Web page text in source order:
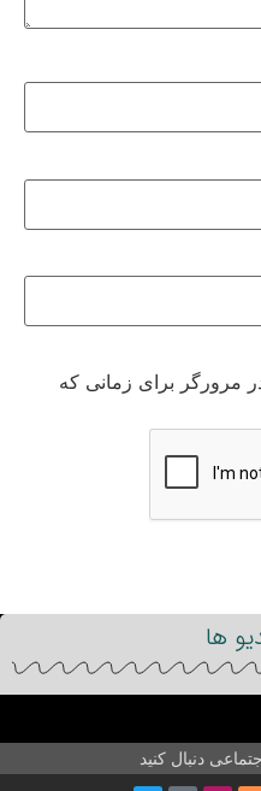
مرورگر برای زمانی که
ها
دنبال کنید